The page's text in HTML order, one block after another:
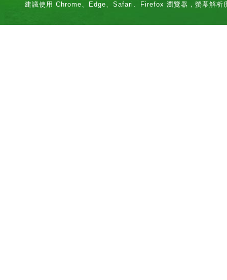
建議使用 Chrome、Edge、Safari、Firefox 瀏覽器，螢幕解